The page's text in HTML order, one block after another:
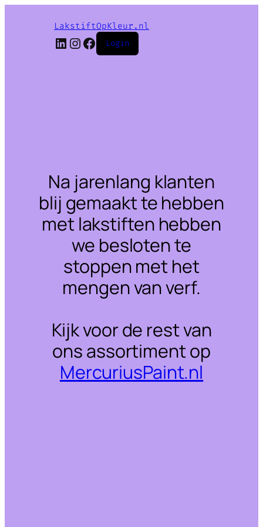
LakstiftOpKleur.nl
LinkedIn
Instagram
Facebook
Login
Na jarenlang klanten
blij gemaakt te hebben
met lakstiften hebben
we besloten te
stoppen met het
mengen van verf.
Kijk voor de rest van
ons assortiment op
MercuriusPaint.nl